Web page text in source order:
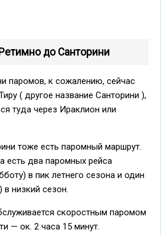
до Санторини
паромов, к сожалению, сейчас
( другое название Санторини ),
туда через Ираклион или
тоже есть паромный маршрут.
есть два паромных рейса
в пик летнего сезона и один
низкий сезон.
скоростным паромом
— ок. 2 часа 15 минут.